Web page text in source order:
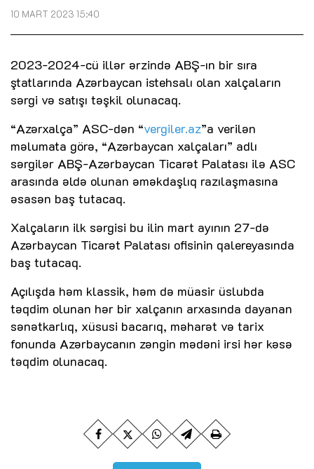
10 MART 2023 15:40
2023-2024-cü illər ərzində ABŞ-ın bir sıra
ştatlarında Azərbaycan istehsalı olan xalçaların
sərgi və satışı təşkil olunacaq.
“Azərxalça” ASC-dən “vergiler.az”a verilən
məlumata görə, “Azərbaycan xalçaları” adlı
sərgilər ABŞ-Azərbaycan Ticarət Palatası ilə ASC
arasında əldə olunan əməkdaşlıq razılaşmasına
əsasən baş tutacaq.
Xalçaların ilk sərgisi bu ilin mart ayının 27-də
Azərbaycan Ticarət Palatası ofisinin qalereyasında
baş tutacaq.
Açılışda həm klassik, həm də müasir üslubda
təqdim olunan hər bir xalçanın arxasında dayanan
sənətkarlıq, xüsusi bacarıq, məharət və tarix
fonunda Azərbaycanın zəngin mədəni irsi hər kəsə
təqdim olunacaq.